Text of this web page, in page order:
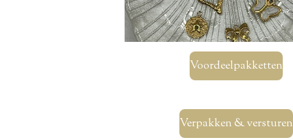
Voordeelpakketten
Verpakken & versturen